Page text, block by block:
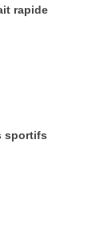
rapide
sportifs